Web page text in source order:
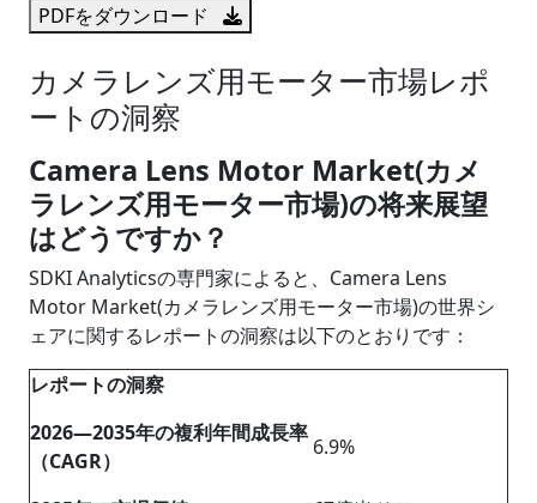
PDFをダウンロード
カメラレンズ用モーター市場レポ
ートの洞察
Camera Lens Motor Market(カメ
ラレンズ用モーター市場)の将来展望
はどうですか？
SDKI Analyticsの専門家によると、Camera Lens
Motor Market(カメラレンズ用モーター市場)の世界シ
ェアに関するレポートの洞察は以下のとおりです：
レポートの洞察
2026―2035年の複利年間成長率
（CAGR）
6.9%